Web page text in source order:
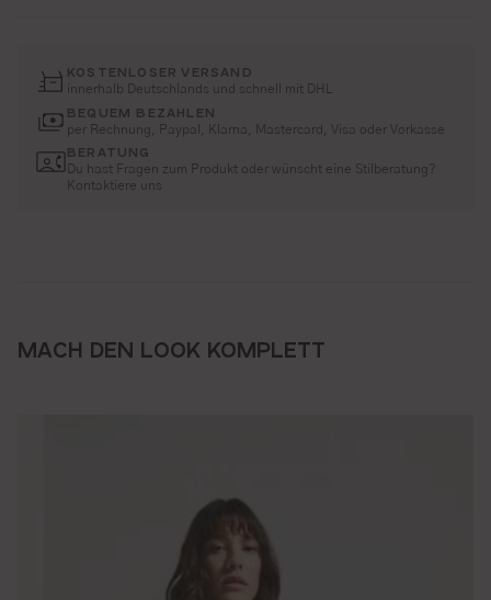
KOSTENLOSER VERSAND
innerhalb Deutschlands und schnell mit DHL
BEQUEM BEZAHLEN
per Rechnung, Paypal, Klarna, Mastercard, Visa oder Vorkasse
BERATUNG
Du hast Fragen zum Produkt oder wünscht eine Stilberatung?
Kontaktiere uns
MACH DEN LOOK KOMPLETT